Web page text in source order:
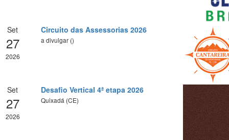
Set
27
2026
Circuito das Assessorias 2026
a divulgar ()
Set
27
2026
Desafio Vertical 4ª etapa 2026
Quixadá (CE)